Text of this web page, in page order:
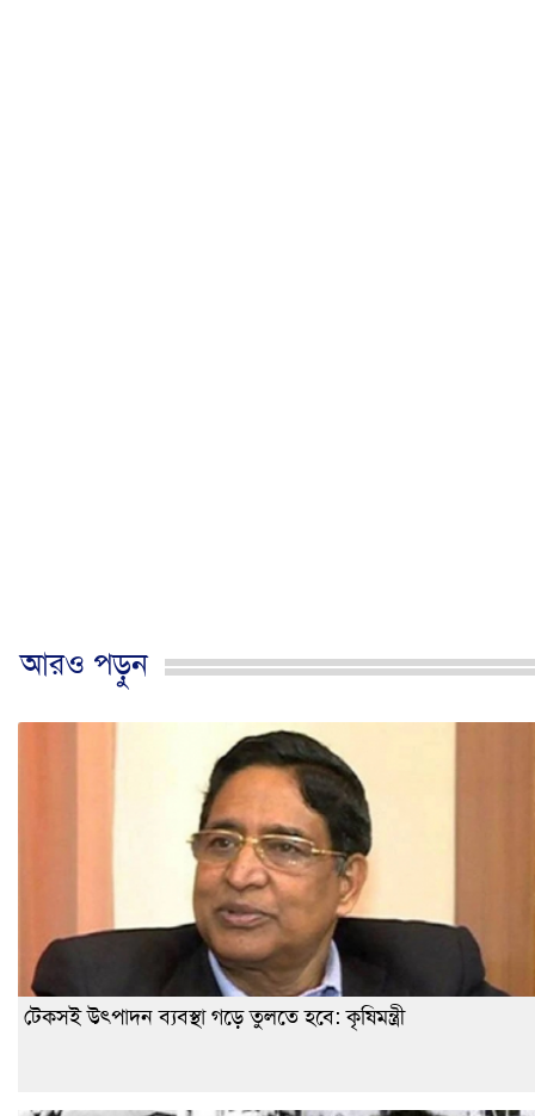
আরও পড়ুন
টেকসই উৎপাদন ব্যবস্থা গড়ে তুলতে হবে: কৃষিমন্ত্রী